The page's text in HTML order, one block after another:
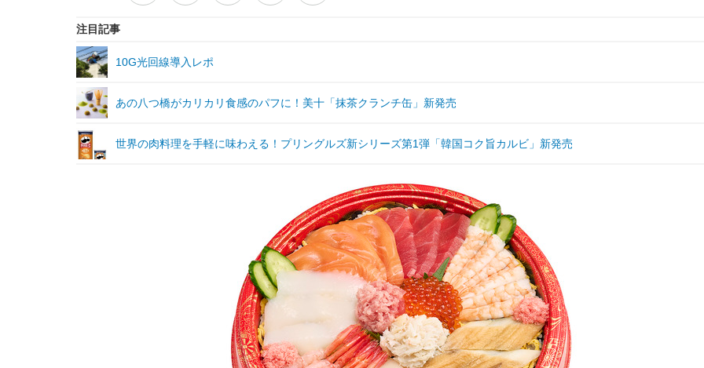
注目記事
10G光回線導入レポ
あの八つ橋がカリカリ食感のパフに！美十「抹茶クランチ缶」新発売
世界の肉料理を手軽に味わえる！プリングルズ新シリーズ第1弾「韓国コク旨カルビ」新発売